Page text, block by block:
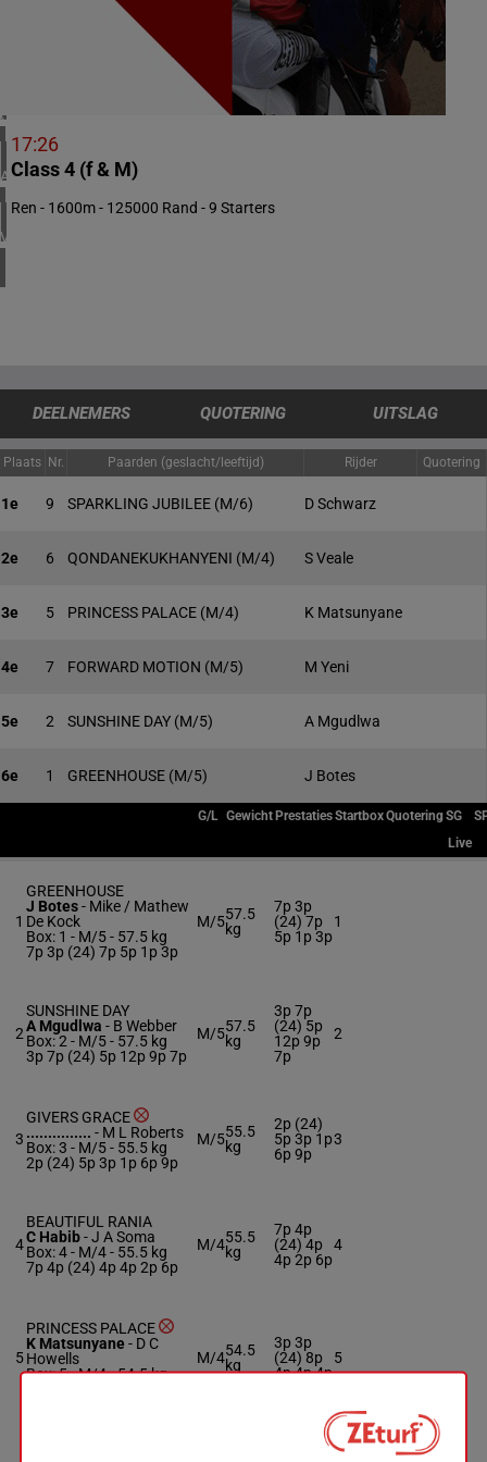
CHILI
1 meeting(s)
ARGENTINIË
1 meeting(s)
VERENIGDE STATEN
4 meeting(s)
17:26
Class 4 (f & M)
Ren - 1600m - 125000 Rand - 9 Starters
DEELNEMERS QUOTERING UITSLAG
Plaats Nr. Paarden (geslacht/leeftijd) Rijder Quotering
1e 9 SPARKLING JUBILEE (M/6) D Schwarz
2e 6 QONDANEKUKHANYENI (M/4) S Veale
3e 5 PRINCESS PALACE (M/4) K Matsunyane
4e 7 FORWARD MOTION (M/5) M Yeni
5e 2 SUNSHINE DAY (M/5) A Mgudlwa
6e 1 GREENHOUSE (M/5) J Botes
G/L Gewicht PrestatiesStartboxQuoteringSG
Live
1
GREENHOUSE
J Botes- Mike / Mathew
De Kock
Box: 1 - M/5 - 57.5 kg
7p 3p (24) 7p 5p 1p 3p
M/557.5
kg
7p 3p
(24) 7p
5p 1p 3p
1
2
SUNSHINE DAY
A Mgudlwa - B Webber
Box: 2 - M/5 - 57.5 kg
3p 7p (24) 5p 12p 9p 7p
M/557.5
kg
3p 7p
(24) 5p
12p 9p
7p
2
3
GIVERS GRACE
............... - M L Roberts
Box: 3 - M/5 - 55.5 kg
2p (24) 5p 3p 1p 6p 9p
M/555.5
kg
2p (24)
5p 3p 1p
6p 9p
3
4
BEAUTIFUL RANIA
C Habib-J A Soma
Box: 4 - M/4 - 55.5 kg
7p 4p (24) 4p 4p 2p 6p
M/455.5
kg
7p 4p
(24) 4p
4p 2p 6p
4
5
PRINCESS PALACE
K Matsunyane- D C
Howells
Box: 5 -M/4 -54.5 kg
M/454.5
kg
3p 3p
(24) 8p
4p 4p 4p
5